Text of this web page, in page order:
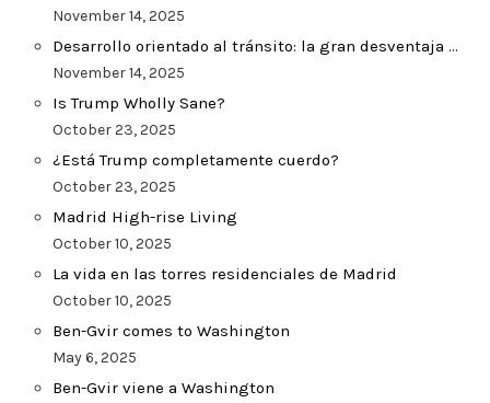
November 14, 2025
Desarrollo orientado al tránsito: la gran desventaja …
November 14, 2025
Is Trump Wholly Sane?
October 23, 2025
¿Está Trump completamente cuerdo?
October 23, 2025
Madrid High-rise Living
October 10, 2025
La vida en las torres residenciales de Madrid
October 10, 2025
Ben-Gvir comes to Washington
May 6, 2025
Ben-Gvir viene a Washington